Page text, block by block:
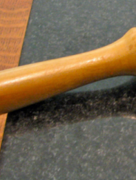
Unser Bijou
Berühmte Freimaurer
VS-Blog
Termine & Gäste
Kontakt / Anfahrt
VS-Intern